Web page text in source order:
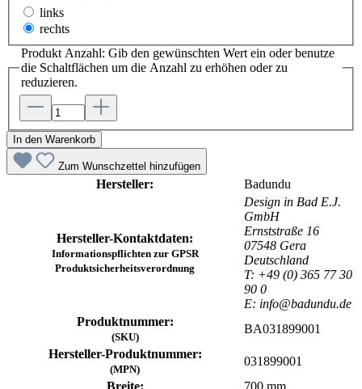
links
rechts
Produkt Anzahl: Gib den gewünschten Wert ein oder benutze
die Schaltflächen um die Anzahl zu erhöhen oder zu
reduzieren.
In den Warenkorb
Zum Wunschzettel hinzufügen
Hersteller: Badundu
Hersteller-Kontaktdaten:
Informationspflichten zur GPSR
Produktsicherheitsverordnung
Design in Bad E.J.
GmbH
Ernststraße 16
07548 Gera
Deutschland
T: +49 (0) 365 77 30
90 0
E: info@badundu.de
Produktnummer:
(SKU)
BA031899001
Hersteller-Produktnummer:
(MPN)
031899001
Breite:
700 mm